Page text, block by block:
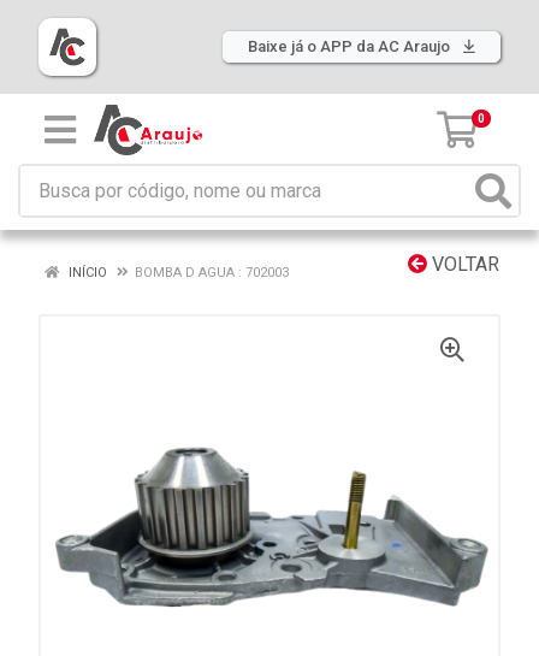
Baixe já o APP da AC Araujo
0
VOLTAR
INÍCIO BOMBA D AGUA : 702003